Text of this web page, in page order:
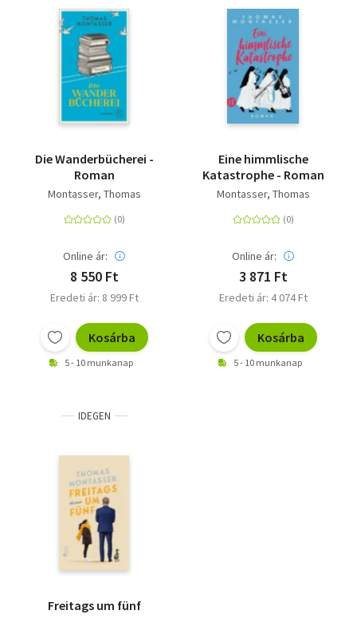
Die Wanderbücherei -
Roman
Montasser, Thomas
Online ár:
8 550 Ft
Eredeti ár: 8 999 Ft
Kosárba
5 - 10 munkanap
Eine himmlische
Katastrophe - Roman
Montasser, Thomas
Online ár:
3 871 Ft
Eredeti ár: 4 074 Ft
Kosárba
5 - 10 munkanap
IDEGEN
Freitags um fünf